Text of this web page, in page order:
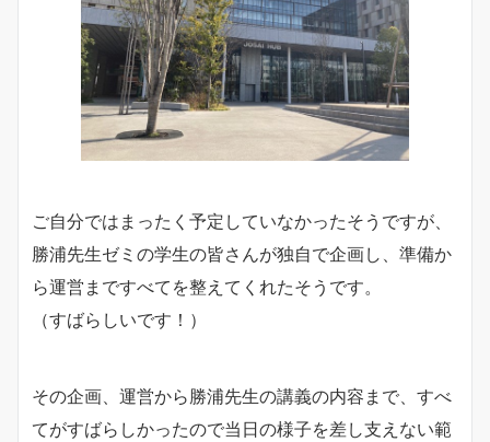
ご自分ではまったく予定していなかったそうですが、
勝浦先生ゼミの学生の皆さんが独自で企画し、準備か
ら運営まですべてを整えてくれたそうです。
（すばらしいです！）
その企画、運営から勝浦先生の講義の内容まで、すべ
てがすばらしかったので当日の様子を差し支えない範